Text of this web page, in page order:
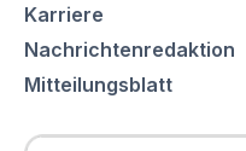
Karriere
Nachrichtenredaktion
Mitteilungsblatt